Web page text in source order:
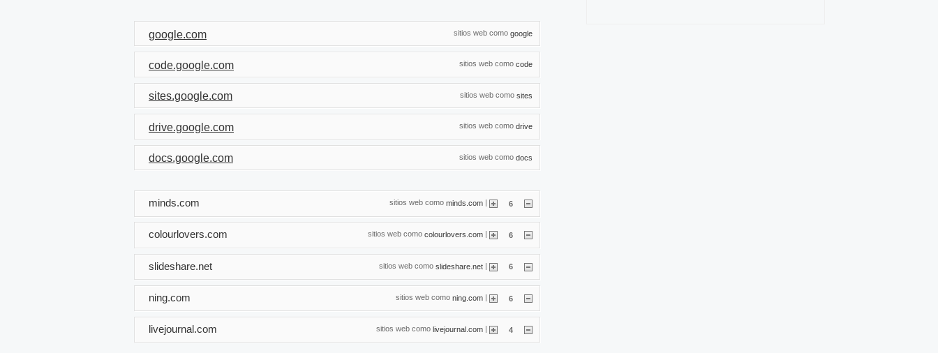
sitios web como google
google.com
sitios web como code
code.google.com
sitios web como sites
sites.google.com
sitios web como drive
drive.google.com
sitios web como docs
docs.google.com
sitios web como minds.com | 6
minds.com
sitios web como colourlovers.com 6
colourlovers.com
sitios web como slideshare.net | 6
slideshare.net
sitios web como ning.com | 6
ning.com
sitios web como livejournal.com | 4
livejournal.com